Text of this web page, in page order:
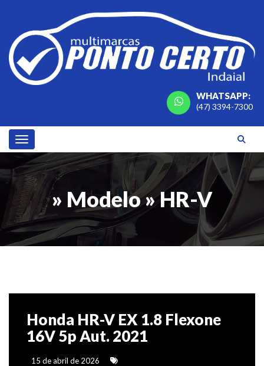
WHATSAPP:
(47) 3394-7300
Toggle navigation
» Modelo » HR-V
Honda HR-V EX 1.8 Flexone
16V 5p Aut. 2021
15 de abril de 2026